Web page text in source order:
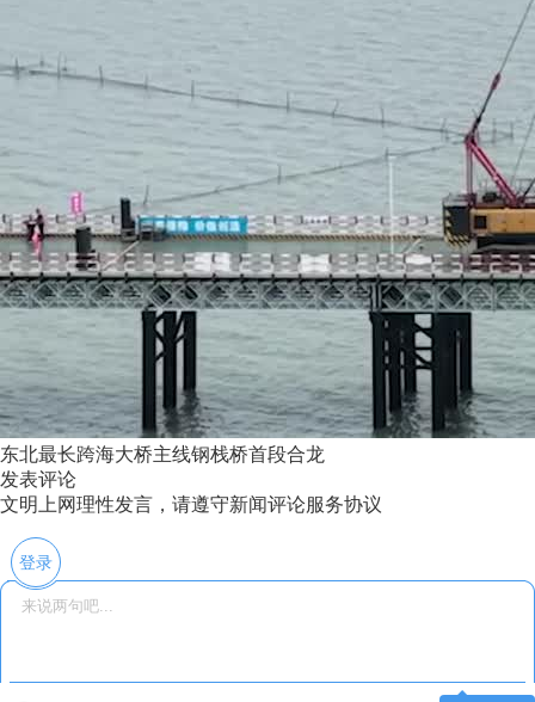
东北最长跨海大桥主线钢栈桥首段合龙
发表评论
文明上网理性发言，请遵守新闻评论服务协议
登录